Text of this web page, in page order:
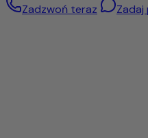
Zadzwoń teraz Zadaj